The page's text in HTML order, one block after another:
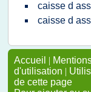
caisse d
caisse d
Accueil |
d'utilisation |
de cette page